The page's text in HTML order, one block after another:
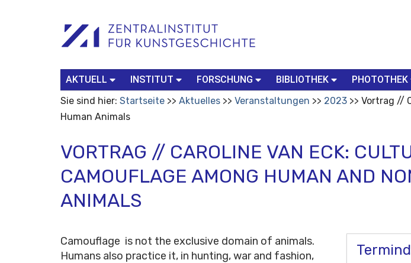
Werkzeuge
Search…
AKTUELL INSTITUT FORSCHUNG BIBLIOTHEK PHOTOTHEK
Sie sind hier: Startseite Aktuelles Veranstaltungen 2023
Vortrag //
Human Animals
VORTRAG // CAROLINE VAN ECK:
CAMOUFLAGE AMONG HUMAN AND
ANIMALS
Camouflage is not the exclusive domain of animals.
Humans also practice it, in hunting, war and fashion,